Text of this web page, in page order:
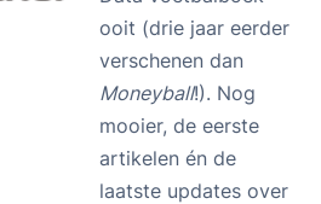
ooit (drie jaar eerder
verschenen dan
Moneyball!). Nog
mooier, de eerste
artikelen én de
laatste updates over